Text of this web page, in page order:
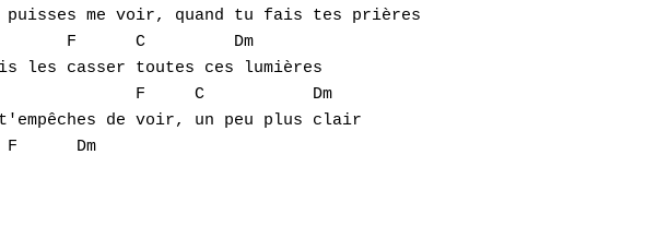
puisses me voir, quand tu fais tes prières
F      C         Dm
les casser toutes ces lumières
F     C           Dm
de voir, un peu plus clair
F      Dm